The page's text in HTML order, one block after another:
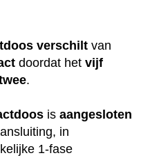
verschilt van
doordat het vijf
.
is aangesloten
in
1-fase